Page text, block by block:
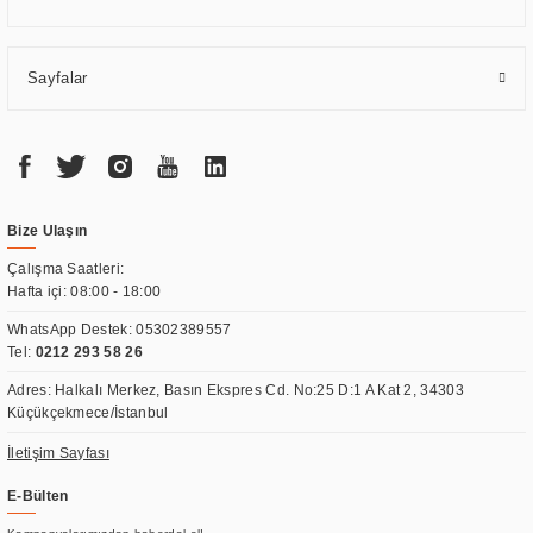
Sayfalar
Bize Ulaşın
Çalışma Saatleri:
Hafta içi: 08:00 - 18:00
WhatsApp Destek:05302389557
Tel: 0212 293 58 26
Adres: Halkalı Merkez, Basın Ekspres Cd. No:25 D:1 A Kat 2, 34303
Küçükçekmece/İstanbul
İletişim Sayfası
E-Bülten